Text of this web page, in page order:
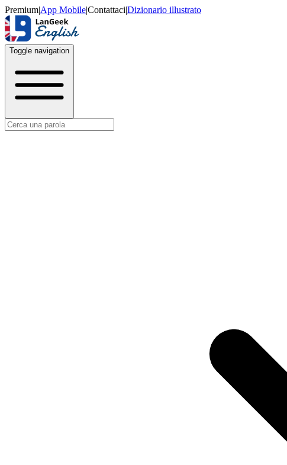
Premium|App Mobile|Contattaci|Dizionario illustrato
Toggle navigation